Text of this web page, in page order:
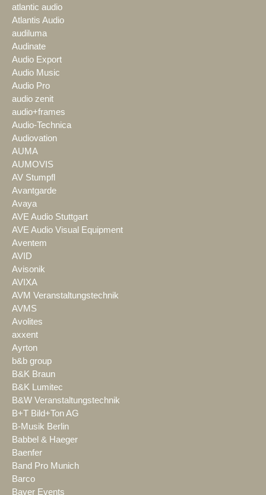
atlantic audio
Atlantis Audio
audiluma
Audinate
Audio Export
Audio Music
Audio Pro
audio zenit
audio+frames
Audio-Technica
Audiovation
AUMA
AUMOVIS
AV Stumpfl
Avantgarde
Avaya
AVE Audio Stuttgart
AVE Audio Visual Equipment
Aventem
AVID
Avisonik
AVIXA
AVM Veranstaltungstechnik
AVMS
Avolites
axxent
Ayrton
b&b group
B&K Braun
B&K Lumitec
B&W Veranstaltungstechnik
B+T Bild+Ton AG
B-Musik Berlin
Babbel & Haeger
Baenfer
Band Pro Munich
Barco
Bayer Events